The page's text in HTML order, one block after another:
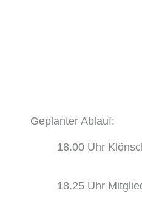
Geplanter Ablauf:
18.00 Uhr
18.25 Uhr